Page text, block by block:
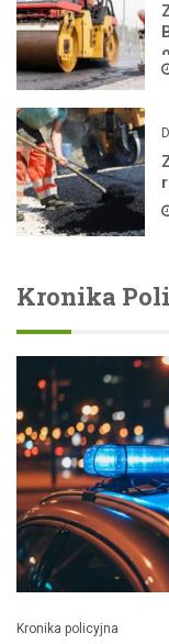
Kronika
Kronika policyjna